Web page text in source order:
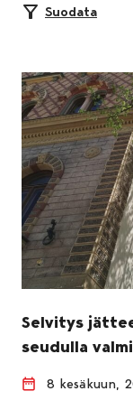
Suodata
Selvitys
seudulla
8 kesäkuun,